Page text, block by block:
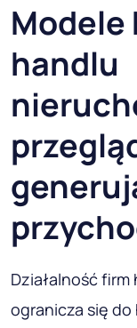
Modele
handlu
Działalność
ogranicza się